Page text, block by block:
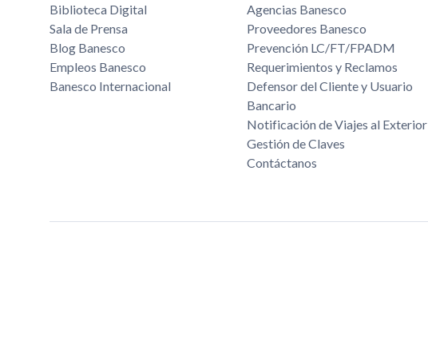
Biblioteca Digital
Sala de Prensa
Blog Banesco
Empleos Banesco
Banesco Internacional
Agencias Banesco
Proveedores Banesco
Prevención LC/FT/FPADM
Requerimientos y Reclamos
Defensor del Cliente y Usuario
Bancario
Notificación de Viajes al Exterior
Gestión de Claves
Contáctanos